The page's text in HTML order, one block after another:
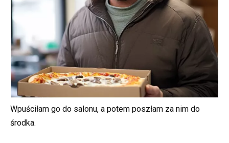
Wpuściłam go do salonu, a potem poszłam za nim do
środka.